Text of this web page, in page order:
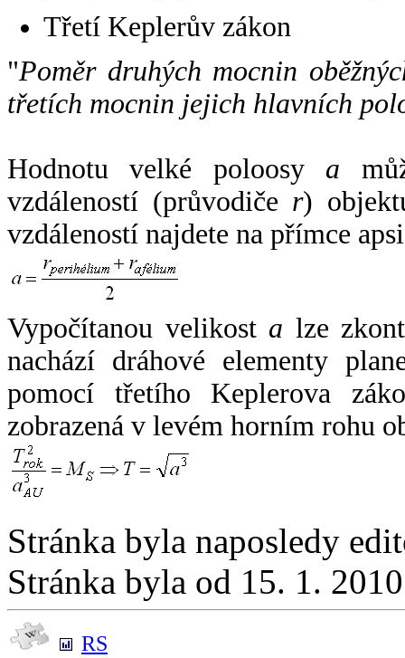
Třetí Keplerův zákon
"Poměr druhých mocnin
třetích mocnin jejich hlavních
Hodnotu velké poloosy a
vzdáleností (průvodiče r)
vzdáleností najdete na přímce
Vypočítanou velikost a lze
nachází dráhové elementy
pomocí třetího Keplerova
zobrazená v levém horním rohu
Stránka byla naposledy
Stránka byla od 15. 1.
RS